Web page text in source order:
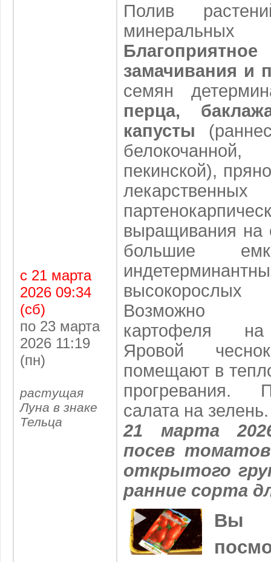
с 21 марта
2026 09:34
(сб)
по 23 марта
2026 11:19
(пн)
растущая
Луна в знаке
Тельца
Полив
замачивания и
семян
перца,
капусты
пекинской),
выращивания на
большие
Возможно
картофеля на
Яровой
помещают в
прогревания.
салата на зелень.
21 марта
посев
открытого
ранние сорта
Вы